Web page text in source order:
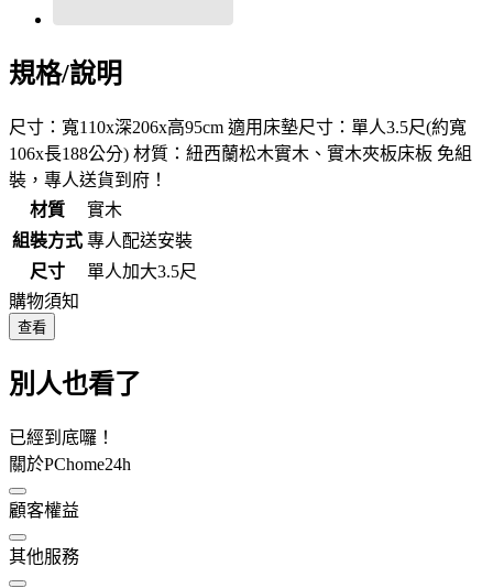
規格/說明
尺寸：寬110x深206x高95cm 適用床墊尺寸：單人3.5尺(約寬
106x長188公分) 材質：紐西蘭松木實木、實木夾板床板 免組
裝，專人送貨到府！
材質
實木
組裝方式 專人配送安裝
尺寸
單人加大3.5尺
購物須知
查看
別人也看了
已經到底囉！
關於PChome24h
顧客權益
其他服務